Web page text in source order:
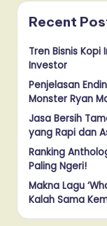
Recent
Tren Bisnis
Investor
Penjelasan
Monster Ryan
Jasa Bersih
yang Rapi dan
Ranking
Paling Ngeri!
Makna Lagu
Kalah Sama